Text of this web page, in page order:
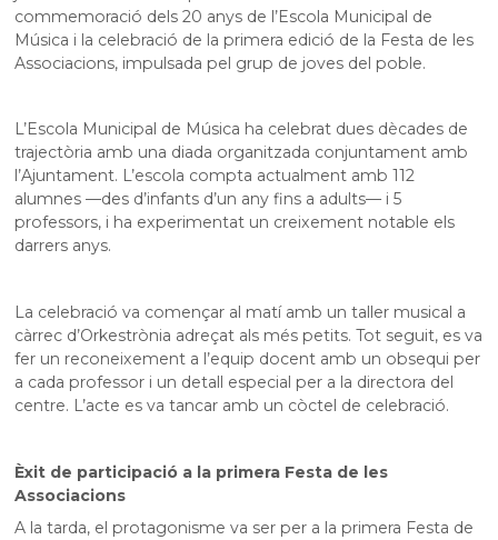
commemoració dels 20 anys de l’Escola Municipal de
Música i la celebració de la primera edició de la Festa de les
Associacions, impulsada pel grup de joves del poble.
L’Escola Municipal de Música ha celebrat dues dècades de
trajectòria amb una diada organitzada conjuntament amb
l’Ajuntament. L’escola compta actualment amb 112
alumnes —des d’infants d’un any fins a adults— i 5
professors, i ha experimentat un creixement notable els
darrers anys.
La celebració va començar al matí amb un taller musical a
càrrec d’Orkestrònia adreçat als més petits. Tot seguit, es va
fer un reconeixement a l’equip docent amb un obsequi per
a cada professor i un detall especial per a la directora del
centre. L’acte es va tancar amb un còctel de celebració.
Èxit de participació a la primera Festa de les
Associacions
A la tarda, el protagonisme va ser per a la primera Festa de